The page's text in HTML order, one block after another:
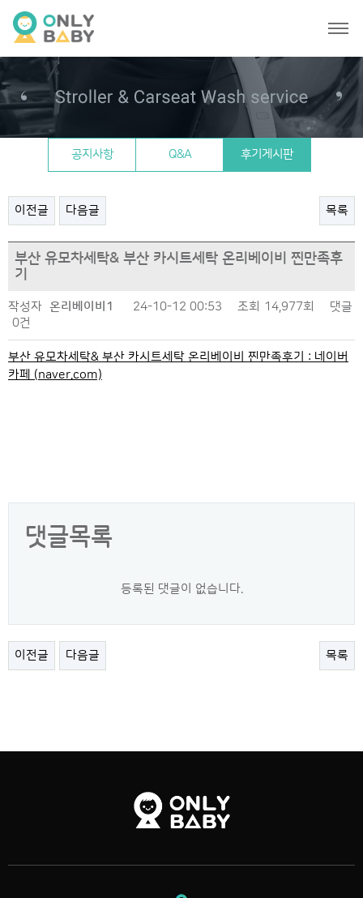
공지사항 Q&A 후기게시판
이전글 다음글 목록
부산 유모차세탁& 부산 카시트세탁 온리베이비 찐만족후
기
작성자 온리베이비1 24-10-12 00:53 조회 14,977회
댓글
0건
부산 유모차세탁& 부산 카시트세탁 온리베이비 찐만족후기 : 네이버
카페 (naver.com)
댓글목록
등록된 댓글이 없습니다.
이전글 다음글 목록